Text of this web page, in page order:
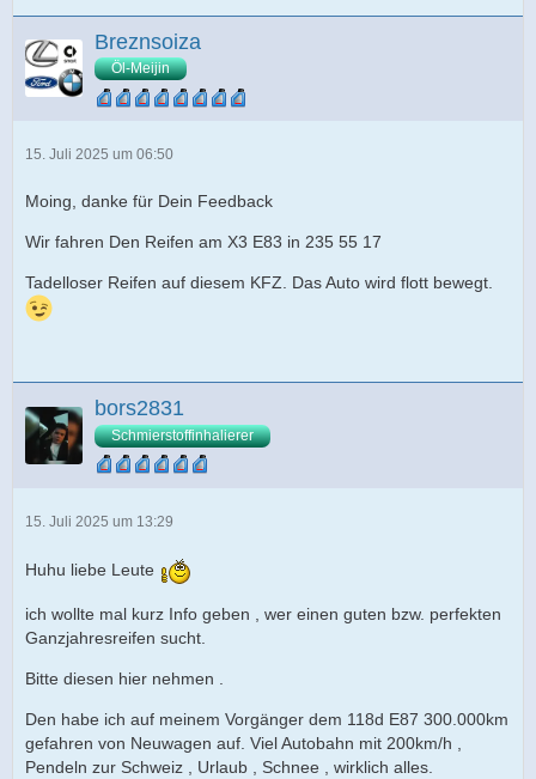
Breznsoiza
Öl-Meijin
15. Juli 2025 um 06:50
Moing, danke für Dein Feedback
Wir fahren Den Reifen am X3 E83 in 235 55 17
Tadelloser Reifen auf diesem KFZ. Das Auto wird flott bewegt.
bors2831
Schmierstoffinhalierer
15. Juli 2025 um 13:29
Huhu liebe Leute
ich wollte mal kurz Info geben , wer einen guten bzw. perfekten
Ganzjahresreifen sucht.
Bitte diesen hier nehmen .
Den habe ich auf meinem Vorgänger dem 118d E87 300.000km
gefahren von Neuwagen auf. Viel Autobahn mit 200km/h ,
Pendeln zur Schweiz , Urlaub , Schnee , wirklich alles.